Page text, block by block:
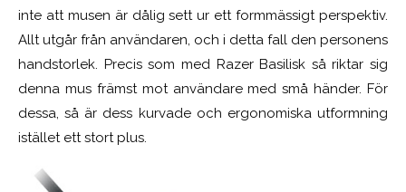
inte att musen är dålig sett ur ett formmässigt perspektiv.
Allt utgår från användaren, och i detta fall den personens
handstorlek. Precis som med Razer Basilisk så riktar sig
denna mus främst mot användare med små händer. För
dessa, så är dess kurvade och ergonomiska utformning
istället ett stort plus.